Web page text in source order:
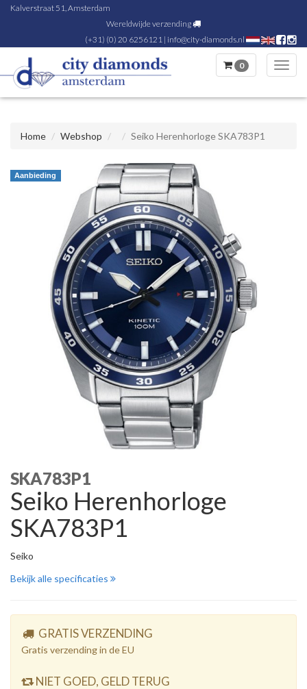
Kalverstraat 51, Amsterdam
Wereldwijde verzending
(+31) (0) 20 6256121 | info@city-diamonds.nl
0
Home Webshop Seiko Herenhorloge SKA783P1
Aanbieding
SKA783P1
Seiko Herenhorloge
SKA783P1
Seiko
Bekijk alle specificaties
GRATIS VERZENDING
Gratis verzending in de EU
NIET GOED, GELD TERUG